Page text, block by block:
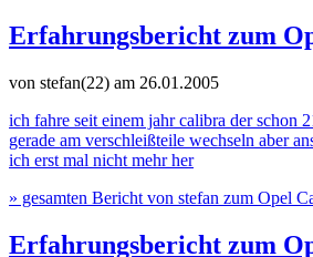
Erfahrungsbericht zum
von stefan(22) am 26.01.2005
ich fahre seit einem jahr calibra der schon
gerade am verschleißteile wechseln aber
ich erst mal nicht mehr her
» gesamten Bericht von stefan zum Opel
Erfahrungsbericht zum